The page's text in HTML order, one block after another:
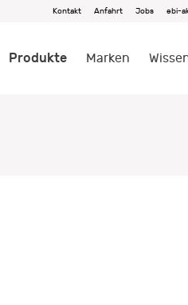
Kontakt Anfahrt Jobs ebi-
Produkte Marken